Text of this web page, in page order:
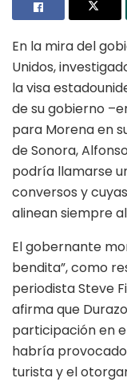
En la mira del
Unidos,
la visa
de su gobierno
para Morena en
de Sonora,
podría llamarse
conversos y
alinean siempre
El gobernante
bendita”, como
periodista Steve
afirma que
participación en
habría
turista y el